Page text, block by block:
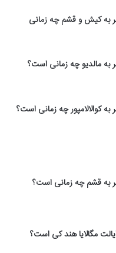
به کیش و قشم چه زمانی
به مالدیو چه زمانی است؟
به کوالالامپور چه زمانی است؟
به قشم چه زمانی است؟
مگالایا هند کی است؟